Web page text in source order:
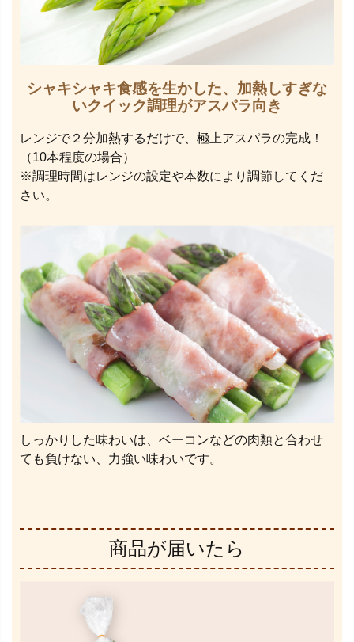
シャキシャキ食感を生かした、加熱しすぎな
いクイック調理がアスパラ向き
レンジで２分加熱するだけで、極上アスパラの完成！
（10本程度の場合）
※調理時間はレンジの設定や本数により調節してくだ
さい。
しっかりした味わいは、ベーコンなどの肉類と合わせ
ても負けない、力強い味わいです。
商品が届いたら